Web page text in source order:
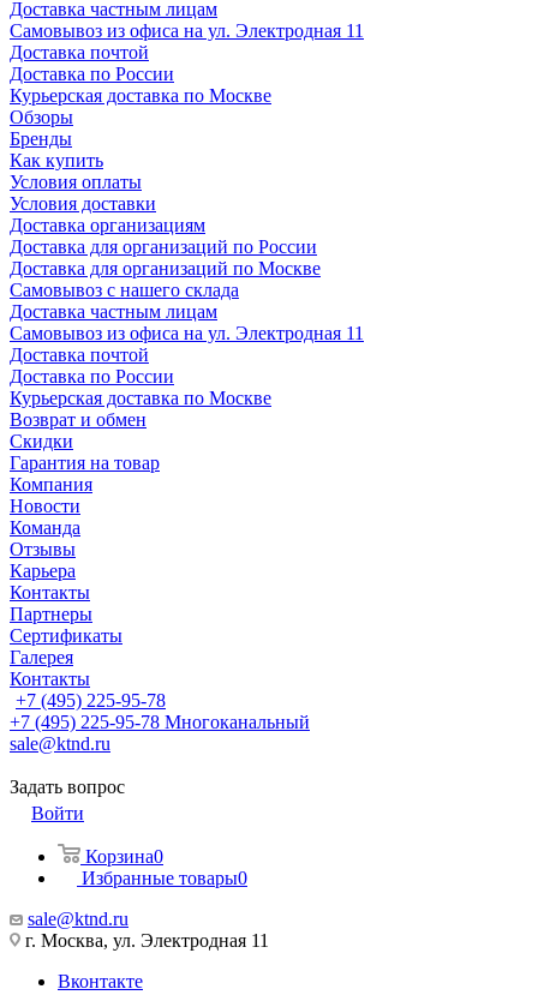
Доставка частным лицам
Самовывоз из офиса на ул. Электродная 11
Доставка почтой
Доставка по России
Курьерская доставка по Москве
Обзоры
Бренды
Как купить
Условия оплаты
Условия доставки
Доставка организациям
Доставка для организаций по России
Доставка для организаций по Москве
Самовывоз с нашего склада
Доставка частным лицам
Самовывоз из офиса на ул. Электродная 11
Доставка почтой
Доставка по России
Курьерская доставка по Москве
Возврат и обмен
Скидки
Гарантия на товар
Компания
Новости
Команда
Отзывы
Карьера
Контакты
Партнеры
Сертификаты
Галерея
Контакты
+7 (495) 225-95-78
+7 (495) 225-95-78 Многоканальный
sale@ktnd.ru
Задать вопрос
Войти
Корзина0
Избранные товары0
sale@ktnd.ru
г. Москва, ул. Электродная 11
Вконтакте